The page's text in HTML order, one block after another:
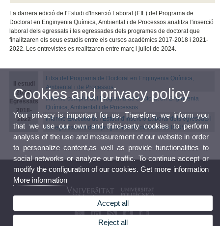
La darrera edició de l'Estudi d'Inserció Laboral (EIL) del Programa de
Doctorat en Enginyenia Química, Ambiental i de Processos analitza l'inserció
laboral dels egressats i les egressades dels programes de doctorat que
finalitzaren els seus estudis entre els cursos acadèmics 2017-2018 i 2021-
2022. Les entrevistes es realitzaren entre març i juliol de 2024.
II estudi
(2024).
Egressats
2018-
2022
Fitxa del Programa de Doctorat en Enginyenia Química,
Ambiental i de Processos
Informe complet del Programa de Doctorat en Enginyenia
Química, Ambiental i de Processos
Informe Executiu de l'Estudi d'Inserció Laboral dels egressats i
les egressades dels programes de doctorat de la UV
Cookies and privacy policy
Your privacy is important for us. Therefore, we inform you
that we use our own and third-party cookies to perform
analysis of the use and measurement of our website in order
to personalize content,as well as provide functionalities to
social networks or analyze our traffic. To continue accept or
modify the configuration of our cookies. Get more information
More information
Accept all
Reject all